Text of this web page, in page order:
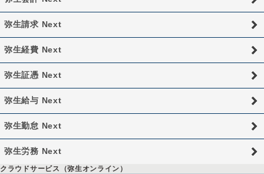
弥生請求 Next
弥生経費 Next
弥生証憑 Next
弥生給与 Next
弥生勤怠 Next
弥生労務 Next
クラウドサービス（弥生オンライン）